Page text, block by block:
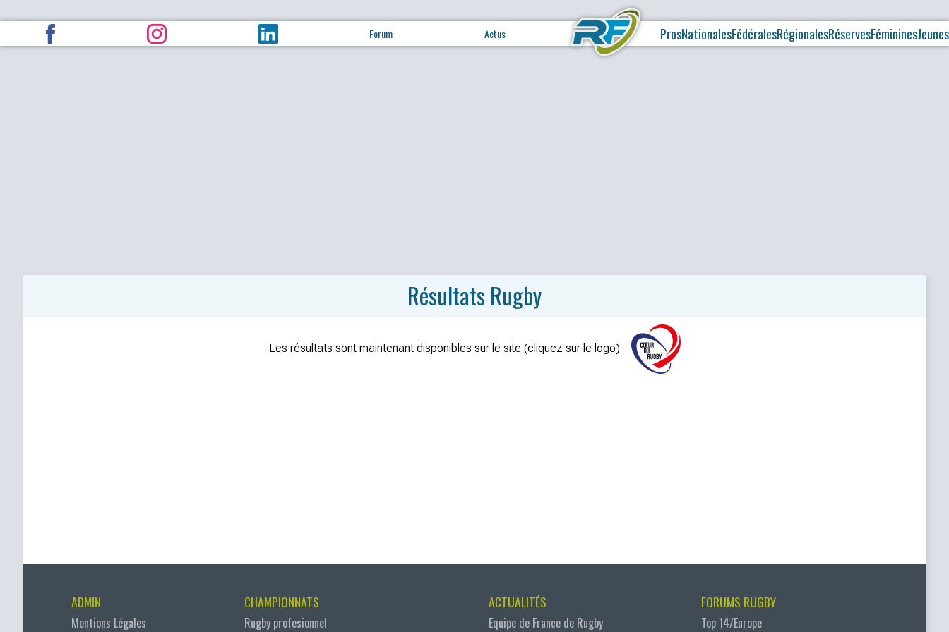
Forum Actus ProsNationalesFédéralesRégionalesRéservesFémininesJeunes
Résultats Rugby
Les résultats sont maintenant disponibles sur le site (cliquez sur le logo)
ADMIN
Mentions Légales
CHAMPIONNATS
Rugby profesionnel
ACTUALITÉS
Equipe de France de Rugby
FORUMS RUGBY
Top 14/Europe